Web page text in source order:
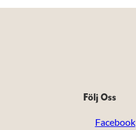
Följ Oss
Facebook